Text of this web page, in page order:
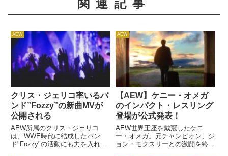
関連記事
AEW
クリス・ジェリコ率いるバ
ンド”Fozzy”の新曲MVが
公開される
AEW所属のクリス・ジェリコ
は、WWE時代に結成したバン
ド"Fozzy"の活動にも力を入れて
AEW
【AEW】ケニー・オメガ
のインパクト・レスリング
登場が公式発表！
AEW世界王座を戴冠したケニ
ー・オメガ。元チャンピオン、ジ
ョン・モクスリーとの激闘を終え